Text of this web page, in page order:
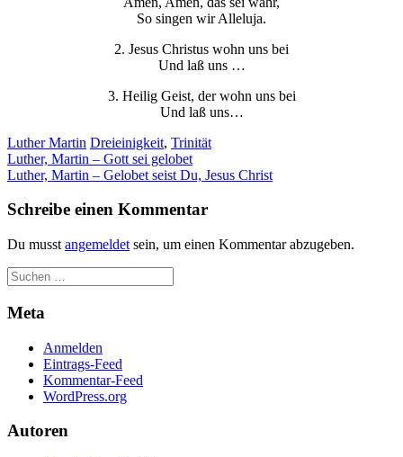
So singen wir Alleluja.
2. Jesus Christus wohn uns bei
Und laß uns …
3. Heilig Geist, der wohn uns bei
Und laß uns…
Luther Martin Dreieinigkeit, Trinität
Beitragsnavigation
Luther, Martin – Gott sei gelobet
Luther, Martin – Gelobet seist Du, Jesus Christ
Schreibe einen Kommentar
Du musst angemeldet sein, um einen Kommentar abzugeben.
Meta
Anmelden
Eintrags-Feed
Kommentar-Feed
WordPress.org
Autoren